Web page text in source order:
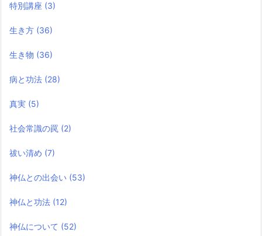
特別講座 (3)
生き方 (36)
生き物 (36)
病と功法 (28)
真実 (5)
社会常識の罠 (2)
祓い清め (7)
神仏との出会い (53)
神仏と功法 (12)
神仏について (52)